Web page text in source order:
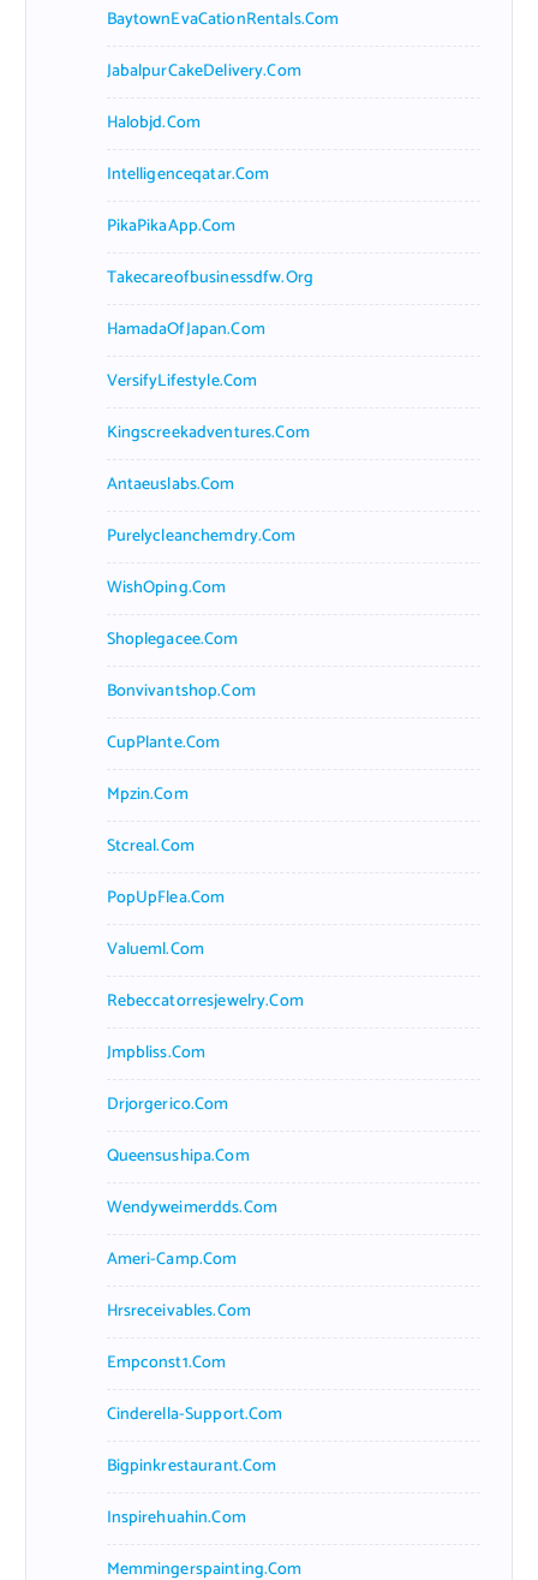
BaytownEvaCationRentals.com
JabalpurCakeDelivery.com
Halobjd.com
Intelligenceqatar.com
PikaPikaApp.com
Takecareofbusinessdfw.org
HamadaOfJapan.com
VersifyLifestyle.com
Kingscreekadventures.com
Antaeuslabs.com
Purelycleanchemdry.com
WishOping.com
Shoplegacee.com
Bonvivantshop.com
CupPlante.com
Mpzin.com
Stcreal.com
PopUpFlea.com
Valueml.com
Rebeccatorresjewelry.com
Jmpbliss.com
Drjorgerico.com
Queensushipa.com
Wendyweimerdds.com
Ameri-Camp.com
Hrsreceivables.com
Empconst1.com
Cinderella-Support.com
Bigpinkrestaurant.com
Inspirehuahin.com
Memmingerspainting.com